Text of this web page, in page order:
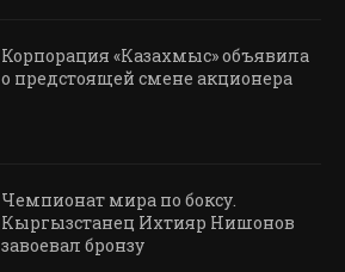
Корпорация «Казахмыс» объявила
о предстоящей смене акционера
Чемпионат мира по боксу.
Кыргызстанец Ихтияр Нишонов
завоевал бронзу